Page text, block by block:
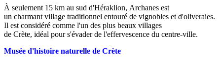
À seulement 15 km au sud d'Héraklion, Archanes est
un charmant village traditionnel entouré de vignobles et d'oliveraies.
Il est considéré comme l'un des plus beaux villages
de Crète, idéal pour s'évader de l'effervescence du centre-ville.
Musée d'histoire naturelle de Crète